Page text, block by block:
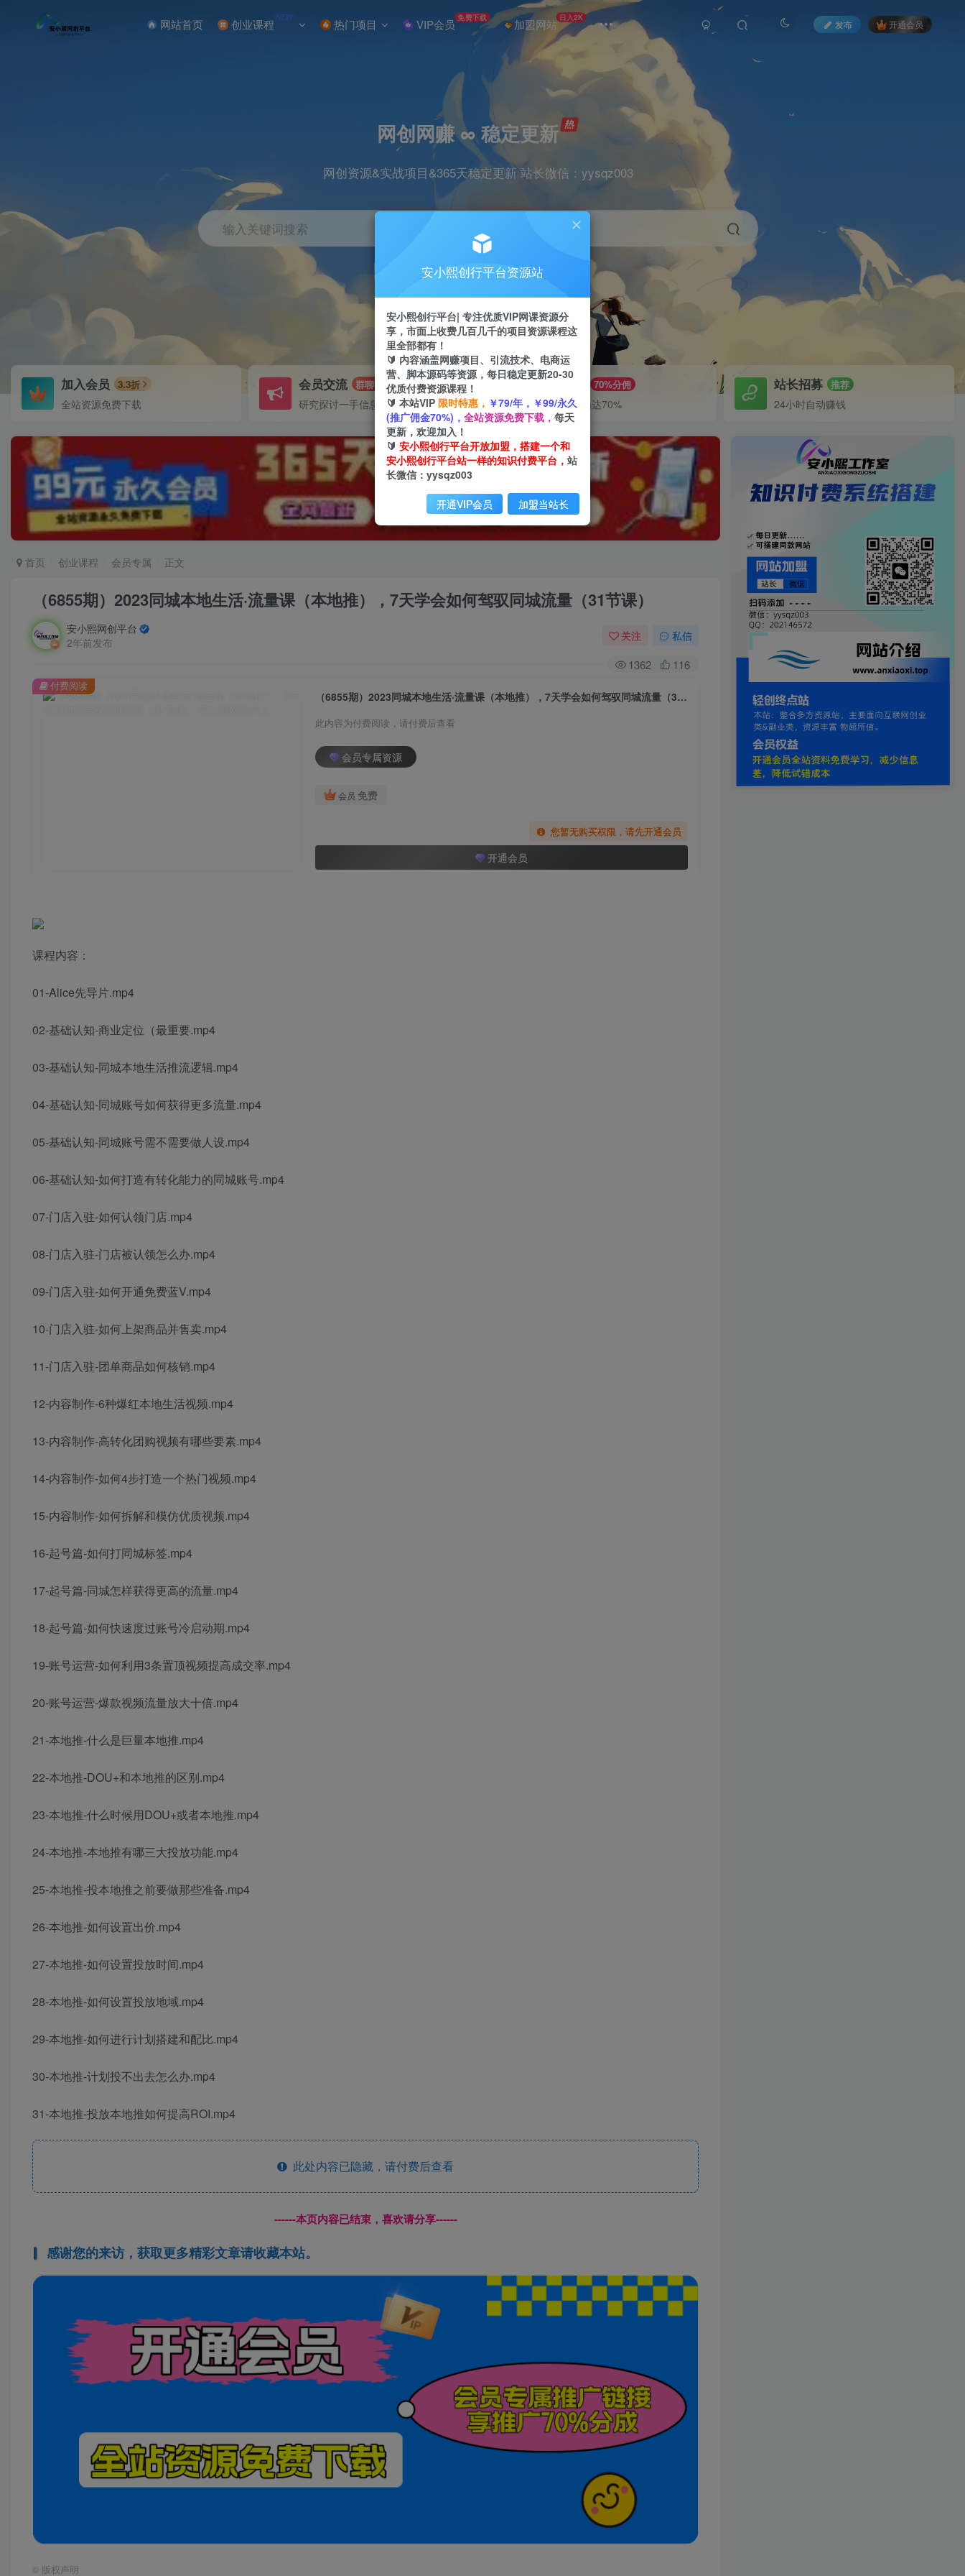
网站首页 创业课程 NEW 热门项目 VIP会员 免费下载 加盟网站 日入2K
发布 开通会员
网创网赚 ∞ 稳定更新
网创资源&实战项目&365天稳定更新 站长微信：yysqz003
输入关键词搜索
抖音 挂机 直播 小红书
加入会员 3.3折
全站资源免费下载
会员交流 群聊
研究探讨一手信息差
推广赚钱 70%分佣
推广返佣高达70%
站长招募 推荐
24小时自动赚钱
首页 创业课程 会员专属 正文
（6855期）2023同城本地生活·流量课（本地推），7天学会如何驾驭同城流量（31节课）
安小熙网创平台
2年前发布
关注 私信
1362 116
（6855期）2023同城本地生活·流量课（本地推），7天学会如何驾驭同城流量（31节课）
此内容为付费阅读，请付费后查看
会员专属资源
会员 免费
您暂无购买权限，请先开通会员
开通会员
付费阅读
课程内容：
01-Alice先导片.mp4
02-基础认知-商业定位（最重要.mp4
03-基础认知-同城本地生活推流逻辑.mp4
04-基础认知-同城账号如何获得更多流量.mp4
05-基础认知-同城账号需不需要做人设.mp4
06-基础认知-如何打造有转化能力的同城账号.mp4
07-门店入驻-如何认领门店.mp4
08-门店入驻-门店被认领怎么办.mp4
09-门店入驻-如何开通免费蓝V.mp4
10-门店入驻-如何上架商品并售卖.mp4
11-门店入驻-团单商品如何核销.mp4
12-内容制作-6种爆红本地生活视频.mp4
13-内容制作-高转化团购视频有哪些要素.mp4
14-内容制作-如何4步打造一个热门视频.mp4
15-内容制作-如何拆解和模仿优质视频.mp4
16-起号篇-如何打同城标签.mp4
17-起号篇-同城怎样获得更高的流量.mp4
18-起号篇-如何快速度过账号冷启动期.mp4
19-账号运营-如何利用3条置顶视频提高成交率.mp4
20-账号运营-爆款视频流量放大十倍.mp4
21-本地推-什么是巨量本地推.mp4
22-本地推-DOU+和本地推的区别.mp4
23-本地推-什么时候用DOU+或者本地推.mp4
24-本地推-本地推有哪三大投放功能.mp4
25-本地推-投本地推之前要做那些准备.mp4
26-本地推-如何设置出价.mp4
27-本地推-如何设置投放时间.mp4
28-本地推-如何设置投放地域.mp4
29-本地推-如何进行计划搭建和配比.mp4
30-本地推-计划投不出去怎么办.mp4
31-本地推-投放本地推如何提高ROI.mp4
此处内容已隐藏，请付费后查看
------本页内容已结束，喜欢请分享------
感谢您的来访，获取更多精彩文章请收藏本站。
© 版权声明
安小熙创行平台资源站
安小熙创行平台| 专注优质VIP网课资源分
享，市面上收费几百几千的项目资源课程这
里全部都有！
🔰 内容涵盖网赚项目、引流技术、电商运
营、脚本源码等资源，每日稳定更新20-30
优质付费资源课程！
🔰 本站VIP 限时特惠， ￥79/年，￥99/永久
(推广佣金70%)， 全站资源免费下载， 每天
更新，欢迎加入！
🔰 安小熙创行平台开放加盟，搭建一个和
安小熙创行平台站一样的知识付费平台， 站
长微信：yysqz003
开通VIP会员 加盟当站长